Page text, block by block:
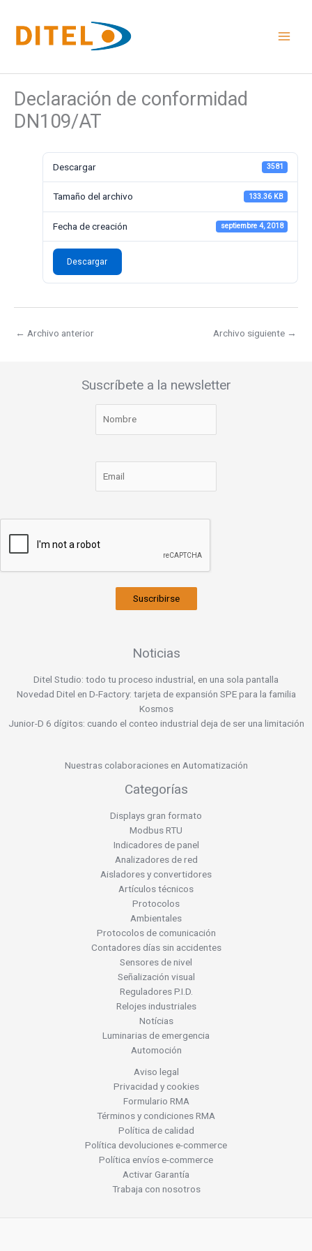
contenido
Declaración de conformidad
DN109/AT
Descargar 3581
Tamaño del archivo 133.36 KB
Fecha de creación septiembre 4, 2018
Descargar
← Archivo anterior Archivo siguiente →
Suscríbete a la newsletter
Suscribirse
Noticias
Ditel Studio: todo tu proceso industrial, en una sola pantalla
Novedad Ditel en D-Factory: tarjeta de expansión SPE para la familia
Kosmos
Junior-D 6 dígitos: cuando el conteo industrial deja de ser una limitación
Nuestras colaboraciones en Automatización
Categorías
Displays gran formato
Modbus RTU
Indicadores de panel
Analizadores de red
Aisladores y convertidores
Artículos técnicos
Protocolos
Ambientales
Protocolos de comunicación
Contadores días sin accidentes
Sensores de nivel
Señalización visual
Reguladores P.I.D.
Relojes industriales
Notícias
Luminarias de emergencia
Automoción
Aviso legal
Privacidad y cookies
Formulario RMA
Términos y condiciones RMA
Política de calidad
Política devoluciones e-commerce
Política envíos e-commerce
Activar Garantía
Trabaja con nosotros